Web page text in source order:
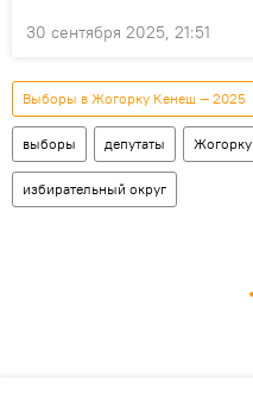
30 сентября 2025, 21:51
Выборы в Жогорку Кенеш — 2025
выборы депутаты
избирательный округ